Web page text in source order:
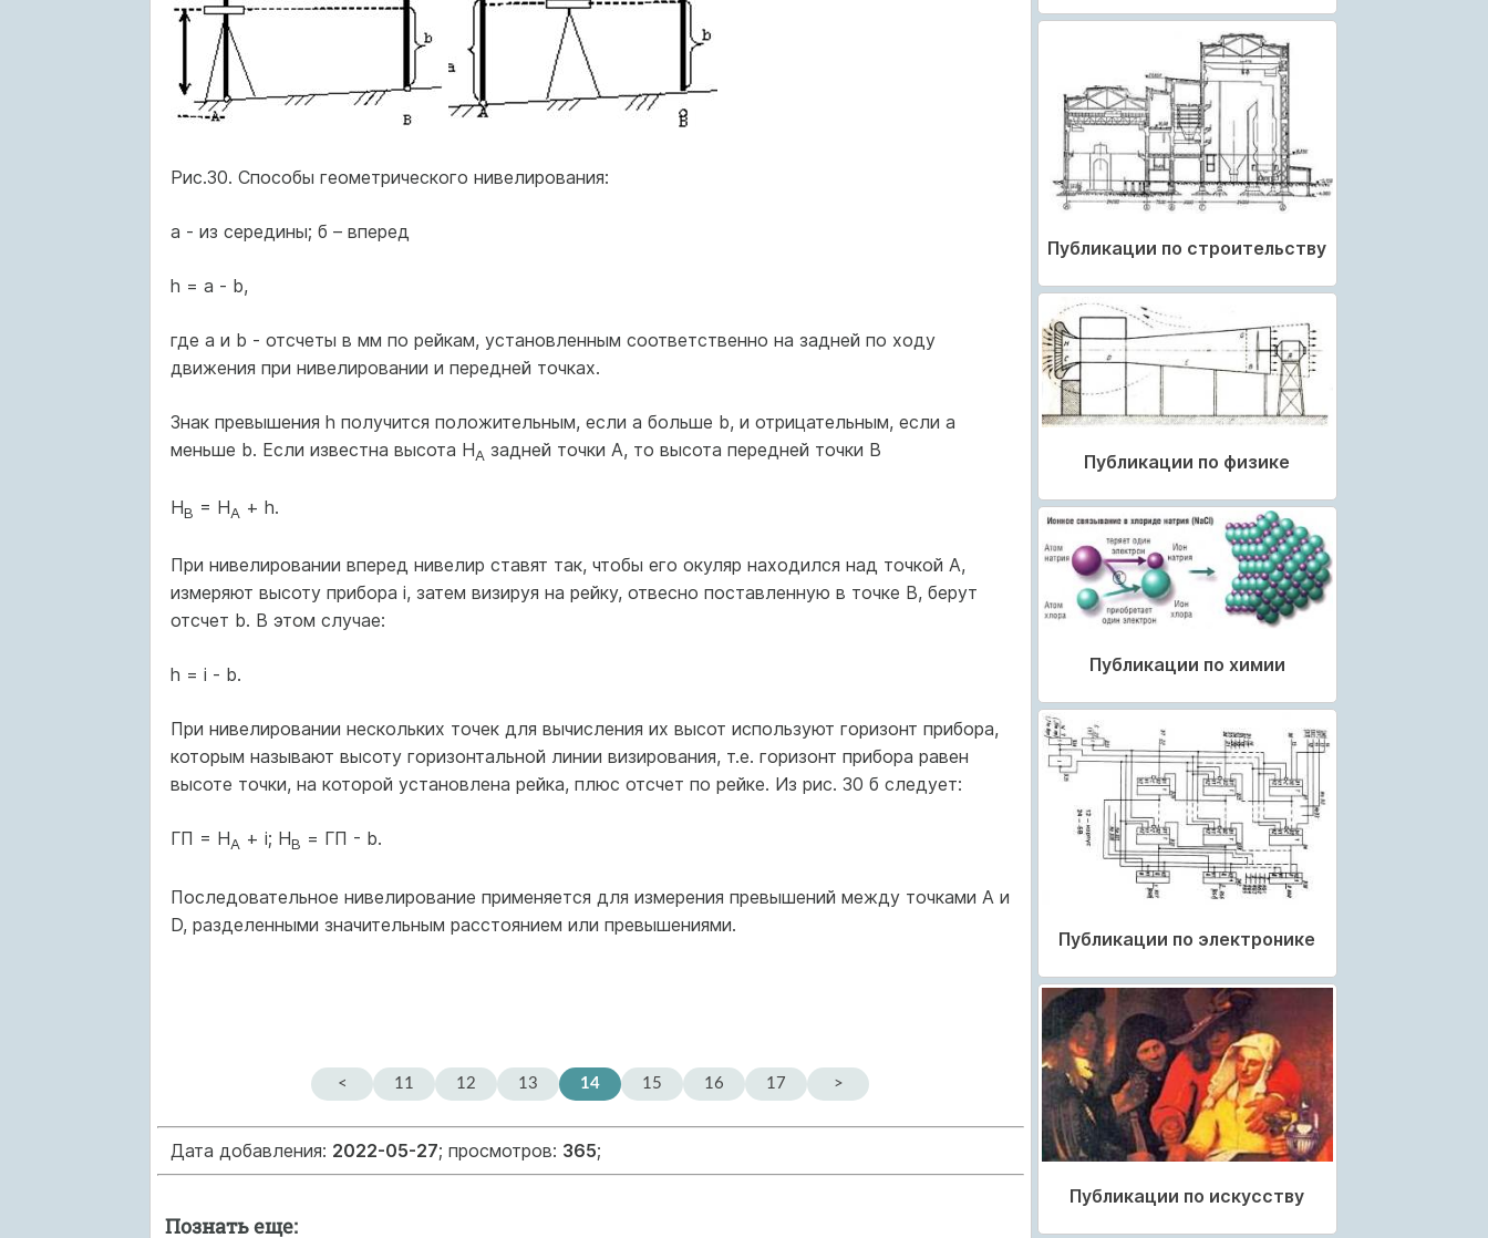
Рис.30. Способы геометрического нивелирования:
а - из середины; б – вперед
h = a - b,
где а и b - отсчеты в мм по рейкам, установленным соответственно на задней по ходу
движения при нивелировании и передней точках.
Знак превышения h получится положительным, если а больше b, и отрицательным, если а
меньше b. Если известна высота НА задней точки А, то высота передней точки В
НВ = НА + h.
При нивелировании вперед нивелир ставят так, чтобы его окуляр находился над точкой А,
измеряют высоту прибора i, затем визируя на рейку, отвесно поставленную в точке В, берут
отсчет b. В этом случае:
h = i - b.
При нивелировании нескольких точек для вычисления их высот используют горизонт прибора,
которым называют высоту горизонтальной линии визирования, т.е. горизонт прибора равен
высоте точки, на которой установлена рейка, плюс отсчет по рейке. Из рис. 30 б следует:
ГП = HA + i; НB = ГП - b.
Последовательное нивелирование применяется для измерения превышений между точками А и
D, разделенными значительным расстоянием или превышениями.
< 11 12 13 14 15 16 17 >
Дата добавления: 2022-05-27; просмотров: 365;
Познать еще:
Публикации по строительству
Публикации по физике
Публикации по химии
Публикации по электронике
Публикации по искусству